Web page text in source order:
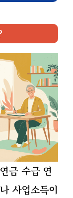
금 수급 연
사업소득이